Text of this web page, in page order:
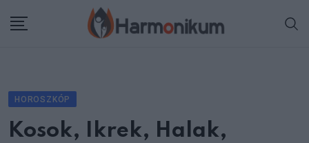
HOROSZKÓP
Kosok, Ikrek, Halak,